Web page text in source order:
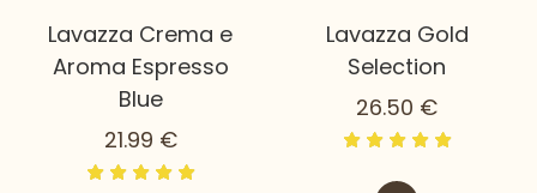
Lavazza Crema e
Aroma Espresso
Blue
21.99 €
Lavazza Gold
Selection
26.50 €